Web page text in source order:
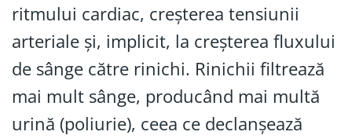
ritmului cardiac, creșterea tensiunii
arteriale și, implicit, la creșterea fluxului
de sânge către rinichi. Rinichii filtrează
mai mult sânge, producând mai multă
urină (poliurie), ceea ce declanșează